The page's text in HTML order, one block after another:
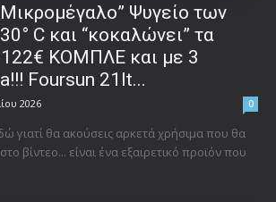
Ψυγείο των
C και “κοκαλώνει” τα
ΚΟΜΠΛΕ και με 3
Foursun 21lt...
2026 0
γιατί θα ακούσεις αρκετά χρήσιμα που θα
βίντεο... είναι ένα εξαιρετικό προϊόν που